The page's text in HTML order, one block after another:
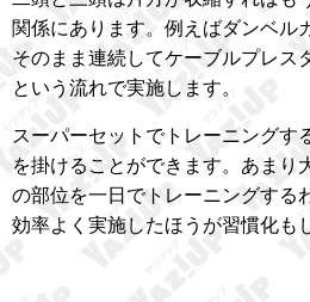
関係にあります。例えばダンベル
そのまま連続してケーブルプレス
という流れで実施します。
スーパーセットでトレーニングす
を掛けることができます。あまり
の部位を一日でトレーニングする
効率よく実施したほうが習慣化も